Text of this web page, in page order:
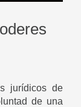
jurídicos de
de una